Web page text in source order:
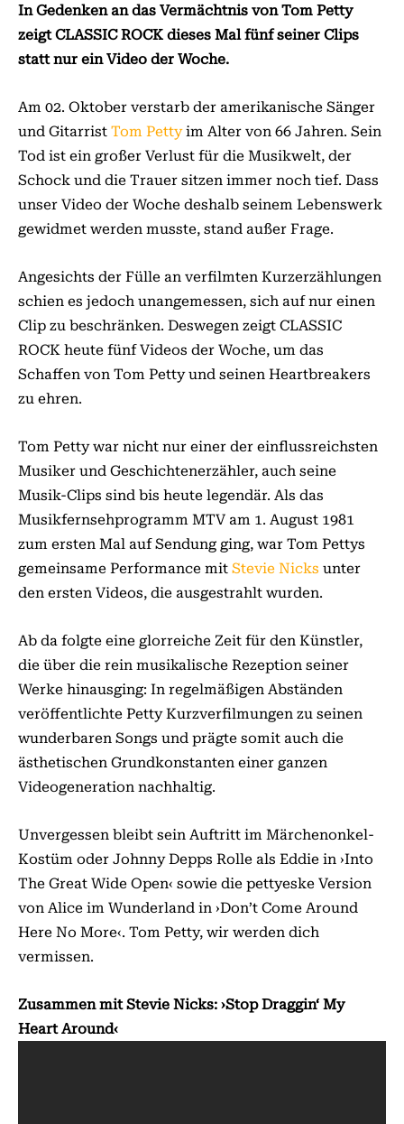
In Gedenken an das Vermächtnis von Tom Petty
zeigt CLASSIC ROCK dieses Mal fünf seiner Clips
statt nur ein Video der Woche.
Am 02. Oktober verstarb der amerikanische Sänger
und Gitarrist Tom Pettyim Alter von 66 Jahren. Sein
Tod ist ein großer Verlust für die Musikwelt, der
Schock und die Trauer sitzen immer noch tief. Dass
unser Video der Woche deshalb seinem Lebenswerk
gewidmet werden musste, stand außer Frage.
Angesichts der Fülle an verfilmten Kurzerzählungen
schien es jedoch unangemessen, sich auf nur einen
Clip zu beschränken. Deswegen zeigt CLASSIC
ROCK heute fünf Videos der Woche, um das
Schaffen von Tom Petty und seinen Heartbreakers
zu ehren.
Tom Petty war nicht nur einer der einflussreichsten
Musiker und Geschichtenerzähler, auch seine
Musik-Clips sind bis heute legendär. Als das
Musikfernsehprogramm MTV am 1. August 1981
zum ersten Mal auf Sendung ging, war Tom Pettys
gemeinsame Performance mit Stevie Nicks unter
den ersten Videos, die ausgestrahlt wurden.
Ab da folgte eine glorreiche Zeit für den Künstler,
die über die rein musikalische Rezeption seiner
Werke hinausging: In regelmäßigen Abständen
veröffentlichte Petty Kurzverfilmungen zu seinen
wunderbaren Songs und prägte somit auch die
ästhetischen Grundkonstanten einer ganzen
Videogeneration nachhaltig.
Unvergessen bleibt sein Auftritt im Märchenonkel-
Kostüm oder Johnny Depps Rolle als Eddie in ›Into
The Great Wide Open‹ sowie die pettyeske Version
von Alice im Wunderland in ›Don’t Come Around
Here No More‹. Tom Petty, wir werden dich
vermissen.
Zusammen mit Stevie Nicks: ›Stop Draggin‘ My
Heart Around‹